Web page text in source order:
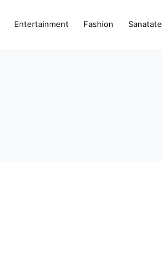
Entertainment Fashion Sanatate